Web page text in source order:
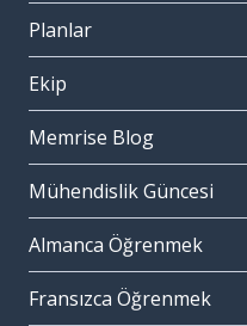
Planlar
Ekip
Memrise Blog
Mühendislik Güncesi
Almanca Öğrenmek
Fransızca Öğrenmek